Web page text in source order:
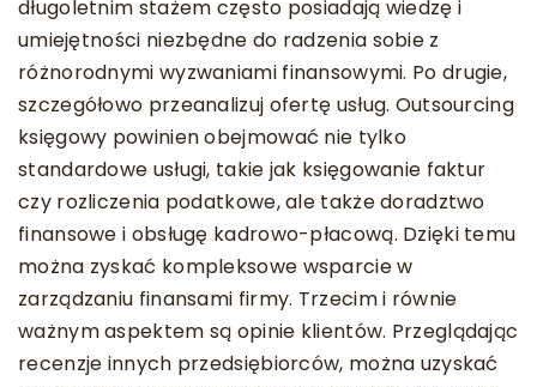
długoletnim stażem często posiadają wiedzę i
umiejętności niezbędne do radzenia sobie z
różnorodnymi wyzwaniami finansowymi. Po drugie,
szczegółowo przeanalizuj ofertę usług. Outsourcing
księgowy powinien obejmować nie tylko
standardowe usługi, takie jak księgowanie faktur
czy rozliczenia podatkowe, ale także doradztwo
finansowe i obsługę kadrowo-płacową. Dzięki temu
można zyskać kompleksowe wsparcie w
zarządzaniu finansami firmy. Trzecim i równie
ważnym aspektem są opinie klientów. Przeglądając
recenzje innych przedsiębiorców, można uzyskać